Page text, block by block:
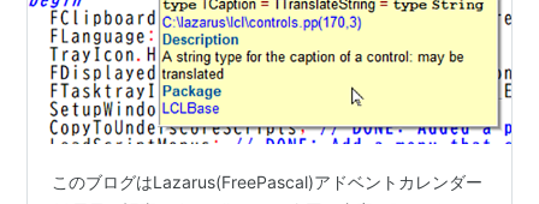
このブログはLazarus(FreePascal)アドベントカレンダー